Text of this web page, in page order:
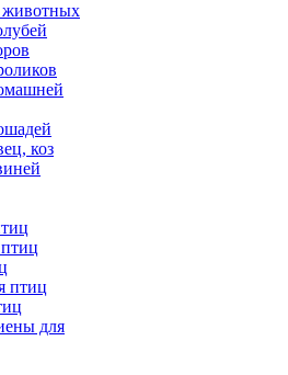
животных
коз
птиц
для